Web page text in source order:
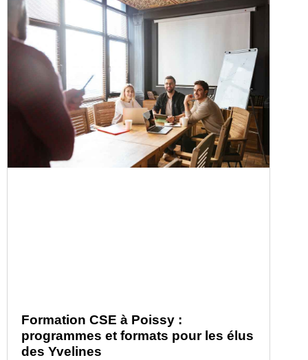
Formation CSE à Poissy :
programmes et formats pour les élus
des Yvelines